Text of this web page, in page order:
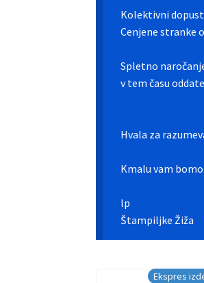
Kolektivni dopust
Cenjene stranke
Spletno
v tem času
Hvala za
Kmalu vam
lp
Štampiljke Žiža
Ekspres